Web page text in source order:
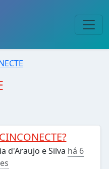
d'Araujo e Silva há 6